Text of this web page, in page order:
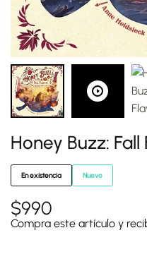
Honey Buzz: Fall
En existencia Nuevo
$990
Compra este artículo y